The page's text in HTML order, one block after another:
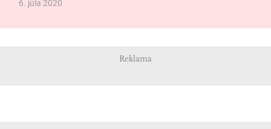
6. júla 2020
Reklama